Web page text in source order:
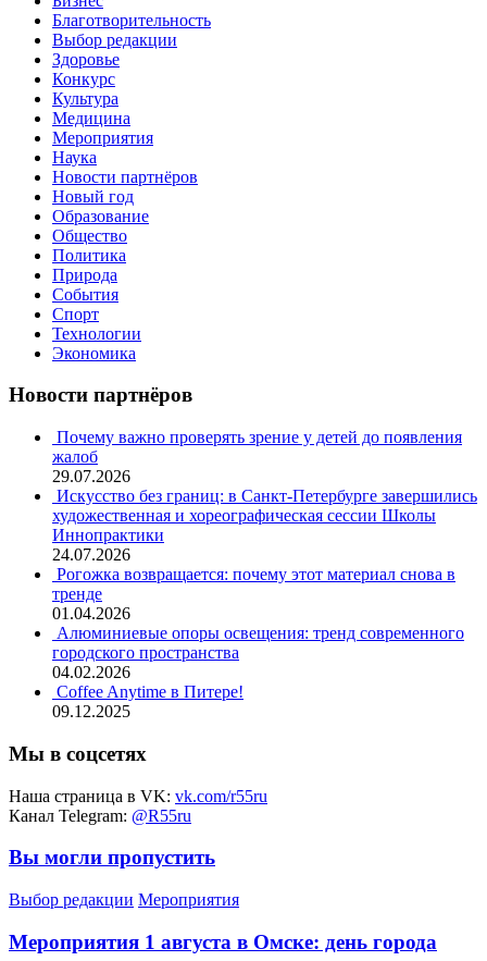
Благотворительность
Выбор редакции
Здоровье
Конкурс
Культура
Медицина
Мероприятия
Наука
Новости партнёров
Новый год
Образование
Общество
Политика
Природа
События
Спорт
Технологии
Экономика
Новости партнёров
Почему важно проверять зрение у детей до появления
жалоб
29.07.2026
Искусство без границ: в Санкт-Петербурге завершились
художественная и хореографическая сессии Школы
Иннопрактики
24.07.2026
Рогожка возвращается: почему этот материал снова в
тренде
01.04.2026
Алюминиевые опоры освещения: тренд современного
городского пространства
04.02.2026
Coffee Anytime в Питере!
09.12.2025
Мы в соцсетях
Наша страница в VK: vk.com/r55ru
Канал Telegram: @R55ru
Вы могли пропустить
Выбор редакции Мероприятия
Мероприятия 1 августа в Омске: день города